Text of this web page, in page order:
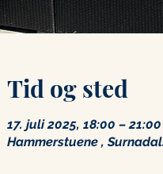
Tid og sted
17. juli 2025, 18:00 – 21:00
Hammerstuene ,